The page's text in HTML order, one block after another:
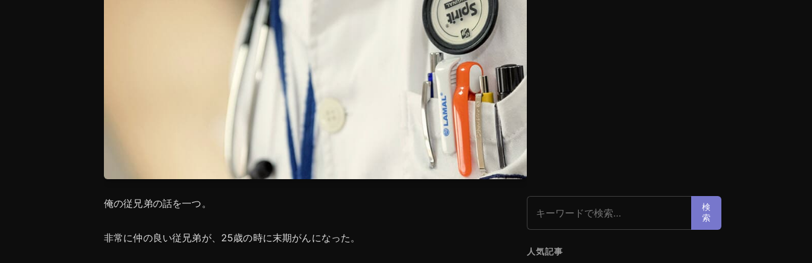
俺の従兄弟の話を一つ。
非常に仲の良い従兄弟が、25歳の時に末期がんになった。
検
索
人気記事